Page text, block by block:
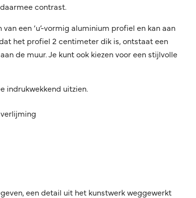
contrast.
een ‘u’-vormig aluminium profiel en kan aan
het profiel 2 centimeter dik is, ontstaat een
de muur. Je kunt ook kiezen voor een stijlvolle
indrukwekkend uitzien.
een detail uit het kunstwerk weggewerkt